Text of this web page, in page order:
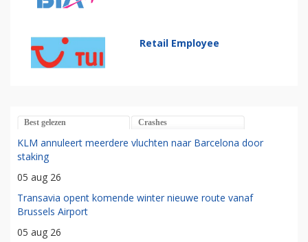
Retail Employee
Best gelezen Crashes
KLM annuleert meerdere vluchten naar Barcelona door
staking
05 aug 26
Transavia opent komende winter nieuwe route vanaf
Brussels Airport
05 aug 26